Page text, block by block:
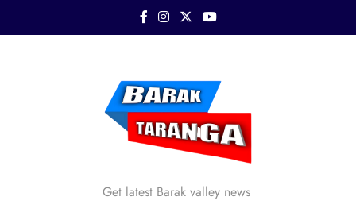
Barak Taranga
Get latest Barak valley news